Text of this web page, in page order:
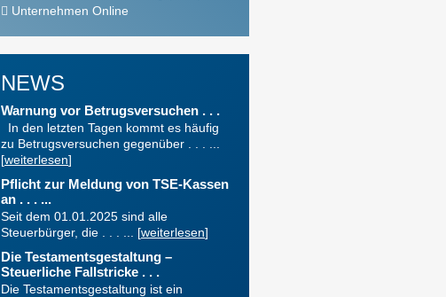
Unternehmen Online
NEWS
Warnung vor Betrugsversuchen . . .
In den letzten Tagen kommt es häufig
zu Betrugsversuchen gegenüber . . . ...
[weiterlesen]
Pflicht zur Meldung von TSE-Kassen
an . . . ...
Seit dem 01.01.2025 sind alle
Steuerbürger, die . . . ... [weiterlesen]
Die Testamentsgestaltung –
Steuerliche Fallstricke . . .
Die Testamentsgestaltung ist ein